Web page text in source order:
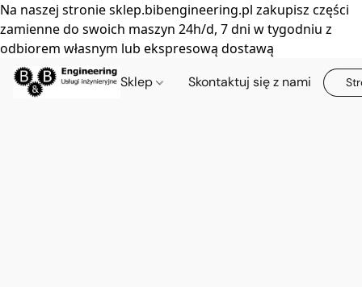
Na naszej stronie sklep.bibengineering.pl zakupisz części
zamienne do swoich maszyn 24h/d, 7 dni w tygodniu z
odbiorem własnym lub ekspresową dostawą
Sklep Skontaktuj się z nami